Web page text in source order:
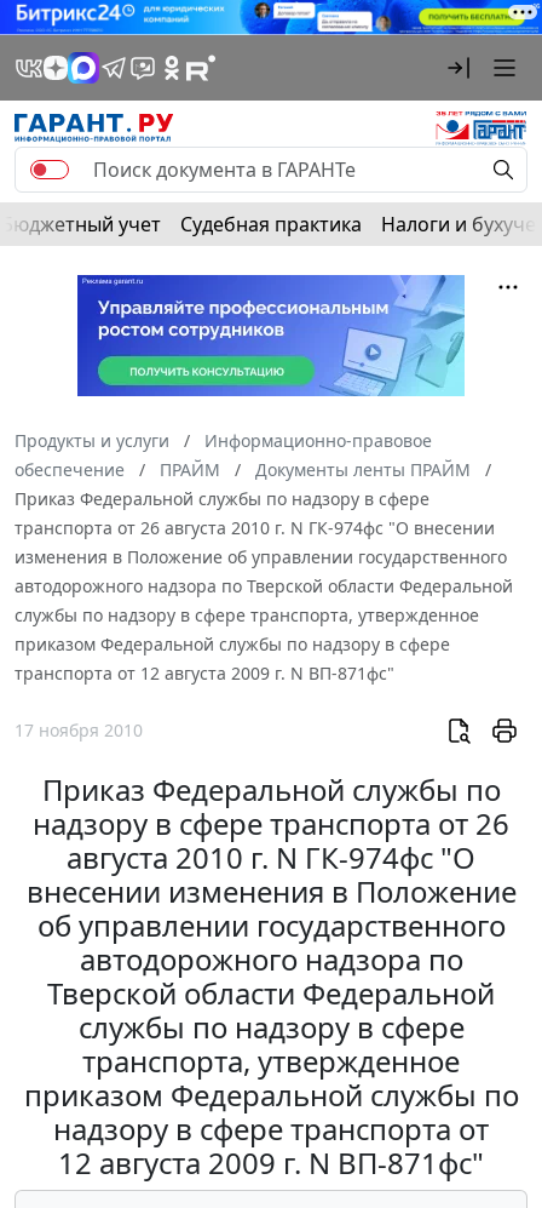
Бюджетный учет Судебная практика Налоги и
Продукты и услуги
Информационно-правовое
обеспечение
ПРАЙМ
Документы ленты ПРАЙМ
Приказ Федеральной службы по надзору в сфере
транспорта от 26 августа 2010 г. N ГК-974фс "О внесении
изменения в Положение об управлении государственного
автодорожного надзора по Тверской области Федеральной
службы по надзору в сфере транспорта, утвержденное
приказом Федеральной службы по надзору в сфере
транспорта от 12 августа 2009 г. N ВП-871фс"
17 ноября 2010
Приказ Федеральной службы по
надзору в сфере транспорта от 26
августа 2010 г. N ГК-974фс "О
внесении изменения в Положение
об управлении государственного
автодорожного надзора по
Тверской области Федеральной
службы по надзору в сфере
транспорта, утвержденное
приказом Федеральной службы по
надзору в сфере транспорта от
12 августа 2009 г. N ВП-871фс"